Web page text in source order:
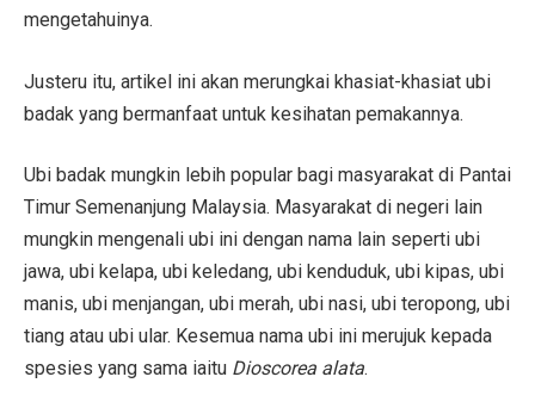
mengetahuinya.
Justeru itu, artikel ini akan merungkai khasiat-khasiat ubi
badak yang bermanfaat untuk kesihatan pemakannya.
Ubi badak mungkin lebih popular bagi masyarakat di Pantai
Timur Semenanjung Malaysia. Masyarakat di negeri lain
mungkin mengenali ubi ini dengan nama lain seperti ubi
jawa, ubi kelapa, ubi keledang, ubi kenduduk, ubi kipas, ubi
manis, ubi menjangan, ubi merah, ubi nasi, ubi teropong, ubi
tiang atau ubi ular. Kesemua nama ubi ini merujuk kepada
spesies yang sama iaitu Dioscorea alata.